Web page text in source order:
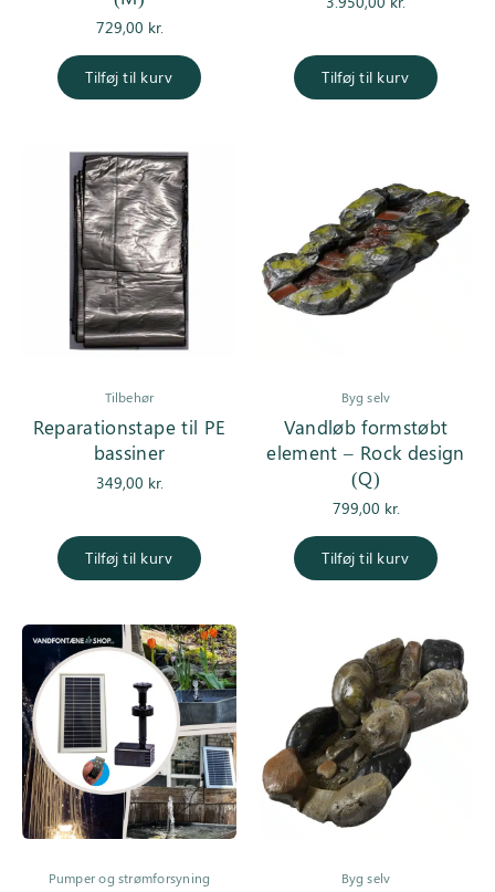
729,00 kr.
Tilføj til kurv Tilføj til kurv
Tilbehør
Reparationstape til PE
bassiner
349,00 kr.
Tilføj til kurv
Byg selv
Vandløb formstøbt
element – Rock design
(Q)
799,00 kr.
Tilføj til kurv
Pumper og strømforsyning Byg selv